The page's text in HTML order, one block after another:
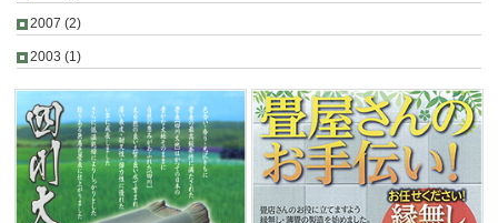
2007 (2)
2003 (1)